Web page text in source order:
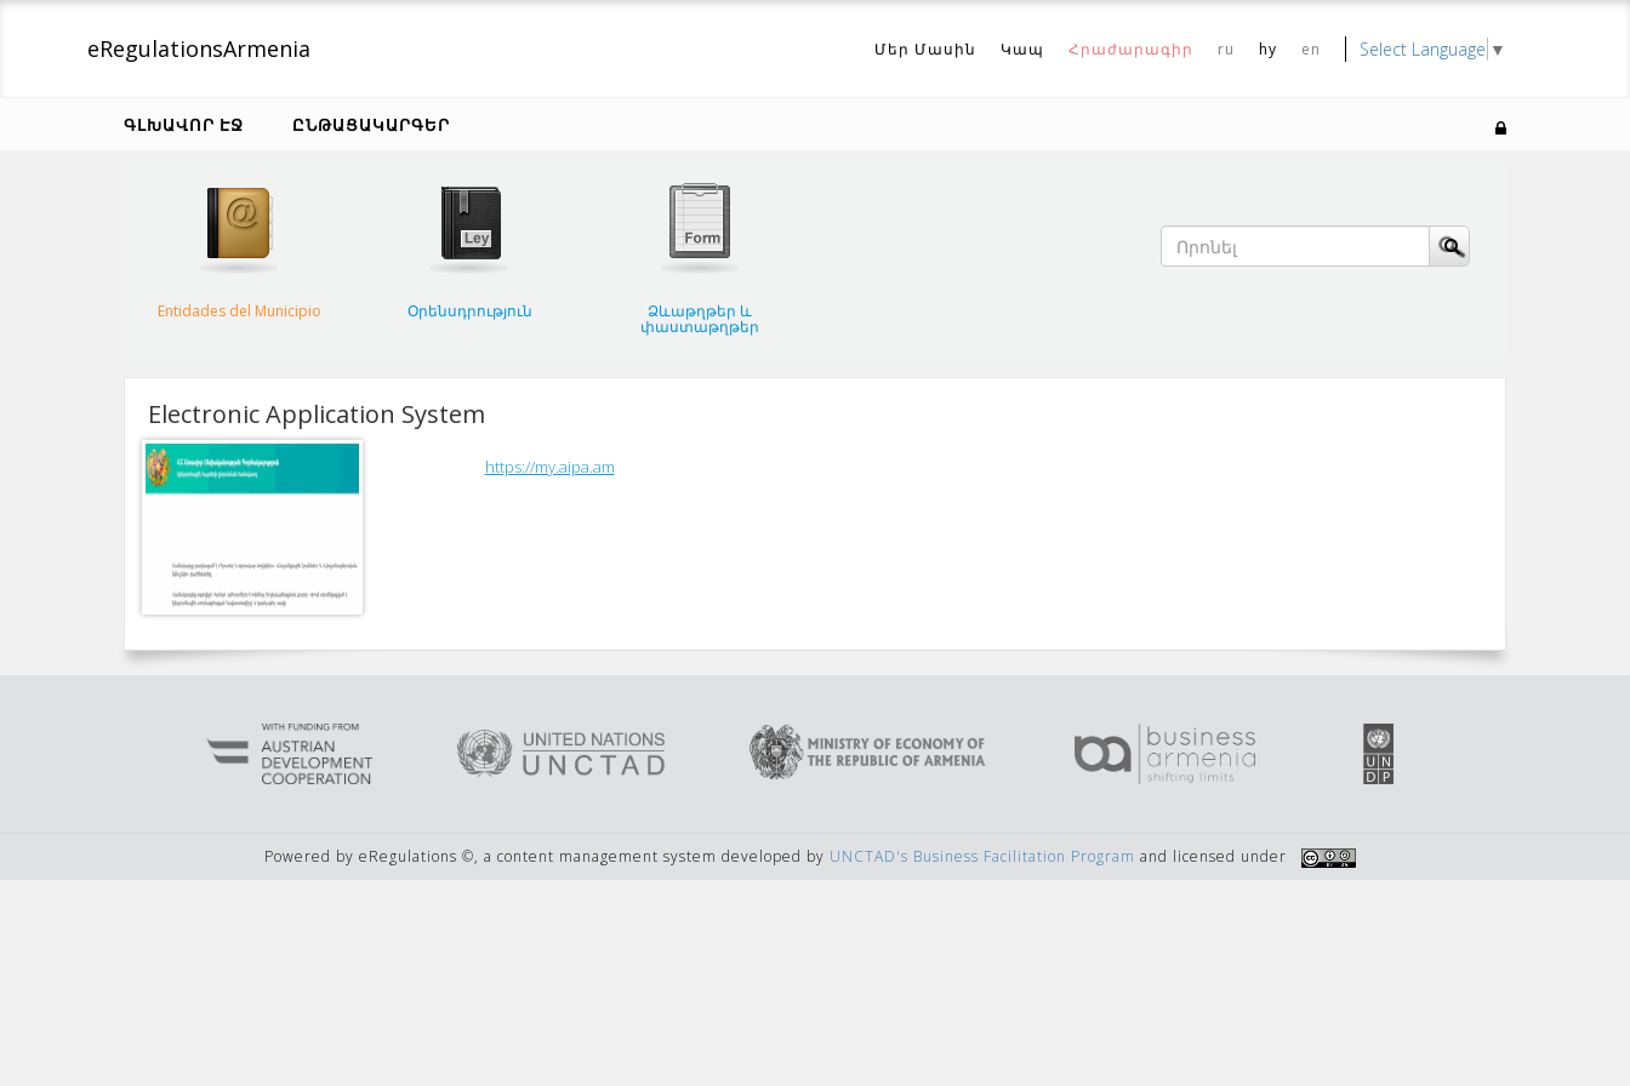
eRegulationsArmenia Մեր Մասին Կապ Հրաժարագիր ru hy en Select Language ▼
ԳԼԽԱՎՈՐ ԷՋ ԸՆԹԱՑԱԿԱՐԳԵՐ
Entidades del Municipio Օրենսդրություն Ձևաթղթեր և
փաստաթղթեր
Electronic Application System
https://my.aipa.am
Powered by eRegulations ©, a content management system developed by UNCTAD's Business Facilitation Program and licensed under